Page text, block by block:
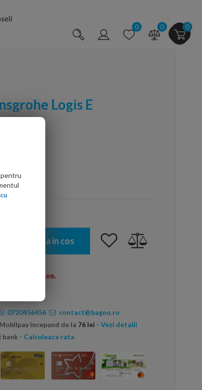
0 0 0
Logis E
ieftin?
Adauga in cos
peste 600 Ron.
0720456456
contact@bagno.ro
incepand de la 76 lei - Vezi detalii
bank - Calculeaza rata